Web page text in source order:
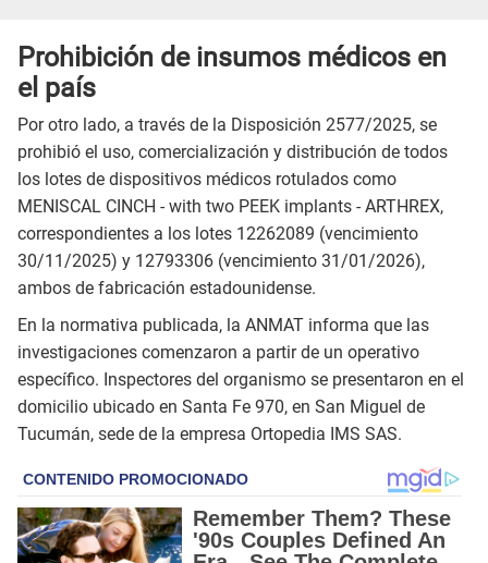
Prohibición de insumos médicos en
el país
Por otro lado, a través de la Disposición 2577/2025, se
prohibió el uso, comercialización y distribución de todos
los lotes de dispositivos médicos rotulados como
MENISCAL CINCH - with two PEEK implants - ARTHREX,
correspondientes a los lotes 12262089 (vencimiento
30/11/2025) y 12793306 (vencimiento 31/01/2026),
ambos de fabricación estadounidense.
En la normativa publicada, la ANMAT informa que las
investigaciones comenzaron a partir de un operativo
específico. Inspectores del organismo se presentaron en el
domicilio ubicado en Santa Fe 970, en San Miguel de
Tucumán, sede de la empresa Ortopedia IMS SAS.